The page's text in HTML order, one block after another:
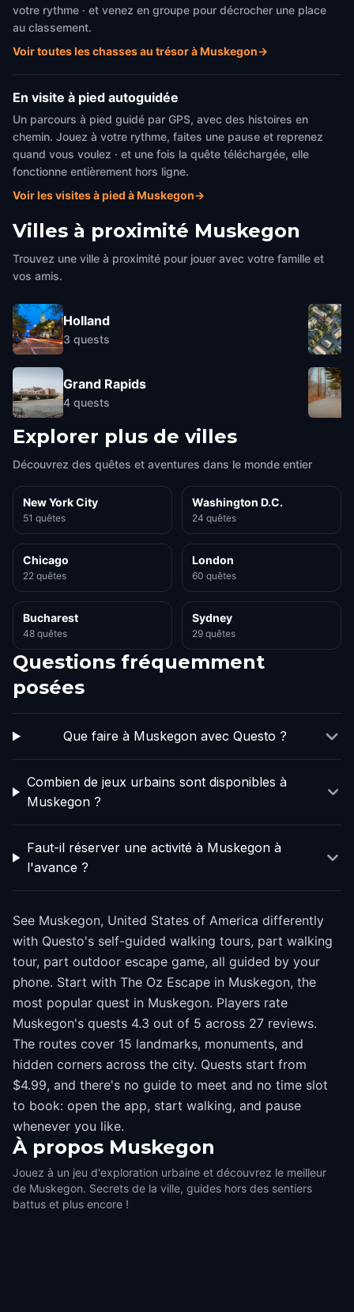
votre rythme · et venez en groupe pour décrocher une place
au classement.
Voir toutes les chasses au trésor à Muskegon→
En visite à pied autoguidée
Un parcours à pied guidé par GPS, avec des histoires en
chemin. Jouez à votre rythme, faites une pause et reprenez
quand vous voulez · et une fois la quête téléchargée, elle
fonctionne entièrement hors ligne.
Voir les visites à pied à Muskegon→
Villes à proximité Muskegon
Trouvez une ville à proximité pour jouer avec votre famille et
vos amis.
Holland
3 quests
Grand Rapids
4 quests
Explorer plus de villes
Découvrez des quêtes et aventures dans le monde entier
New York City
51 quêtes
Washington D.C.
24 quêtes
Chicago
22 quêtes
London
60 quêtes
Bucharest
48 quêtes
Sydney
29 quêtes
Questions fréquemment
posées
Que faire à Muskegon avec Questo ?
Combien de jeux urbains sont disponibles à
Muskegon ?
Faut-il réserver une activité à Muskegon à
l'avance ?
See Muskegon, United States of America differently
with Questo's self-guided walking tours, part walking
tour, part outdoor escape game, all guided by your
phone. Start with The Oz Escape in Muskegon, the
most popular quest in Muskegon. Players rate
Muskegon's quests 4.3 out of 5 across 27 reviews.
The routes cover 15 landmarks, monuments, and
hidden corners across the city. Quests start from
$4.99, and there's no guide to meet and no time slot
to book: open the app, start walking, and pause
whenever you like.
À propos Muskegon
Jouez à un jeu d'exploration urbaine et découvrez le meilleur
de Muskegon. Secrets de la ville, guides hors des sentiers
battus et plus encore !